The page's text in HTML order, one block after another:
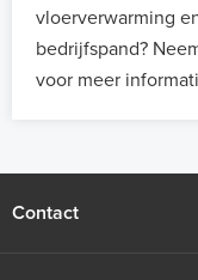
vloerverwarming
bedrijfspand?
voor meer
Contact